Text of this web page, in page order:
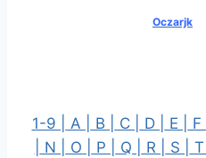
Oczarjk
1-9 | A | B | C | D | E | F |
N | O | P | Q | R | S | T |